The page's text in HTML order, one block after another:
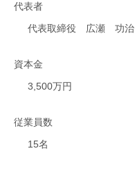
代表者
代表取締役 広瀬 功治
資本金
3,500万円
従業員数
15名